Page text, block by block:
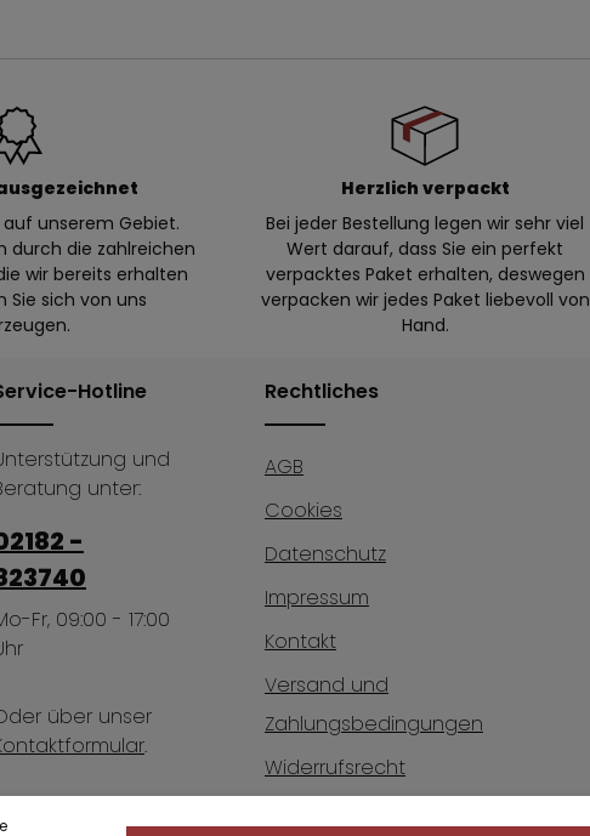
auf unserem Gebiet.
durch die zahlreichen
wir bereits erhalten
Sie sich von uns
Herzlich verpackt
Bei jeder Bestellung legen wir sehr viel
Wert darauf, dass Sie ein perfekt
verpacktes Paket erhalten, deswegen
verpacken wir jedes Paket liebevoll von
Hand.
Hotline
und
unter:
-
Fr, 09:00 - 17:00
über unser
.
Rechtliches
AGB
Cookies
Datenschutz
Impressum
Kontakt
Versand und
Zahlungsbedingungen
Widerrufsrecht